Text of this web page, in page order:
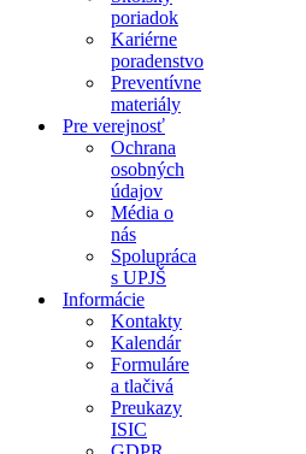
poriadok
Kariérne
poradenstvo
Preventívne
materiály
Pre verejnosť
Ochrana
osobných
údajov
Média o
nás
Spolupráca
s UPJŠ
Informácie
Kontakty
Kalendár
Formuláre
a tlačivá
Preukazy
ISIC